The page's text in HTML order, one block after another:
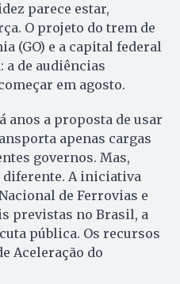
parece estar,
O projeto do trem de
(GO) e a capital federal
a de audiências
em agosto.
anos a proposta de usar
apenas cargas
governos. Mas,
diferente. A iniciativa
de Ferrovias e
previstas no Brasil, a
pública. Os recursos
Aceleração do